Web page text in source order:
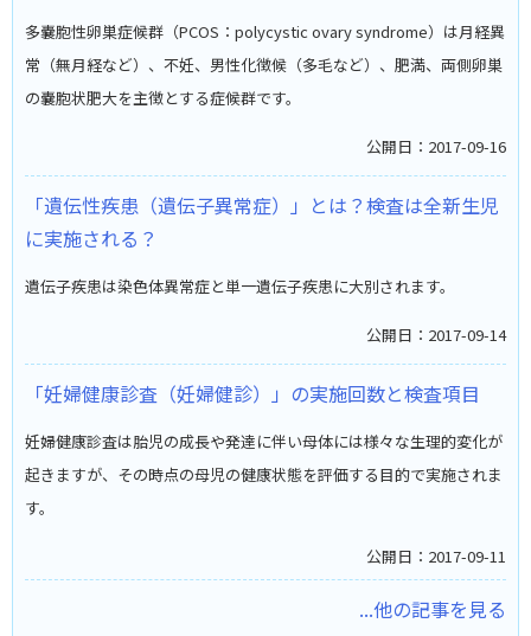
多嚢胞性卵巣症候群（PCOS：polycystic ovary syndrome）は月経異
常（無月経など）、不妊、男性化徴候（多毛など）、肥満、両側卵巣
の嚢胞状肥大を主徴とする症候群です。
公開日：2017-09-16
「遺伝性疾患（遺伝子異常症）」とは？検査は全新生児
に実施される？
遺伝子疾患は染色体異常症と単一遺伝子疾患に大別されます。
公開日：2017-09-14
「妊婦健康診査（妊婦健診）」の実施回数と検査項目
妊婦健康診査は胎児の成長や発達に伴い母体には様々な生理的変化が
起きますが、その時点の母児の健康状態を評価する目的で実施されま
す。
公開日：2017-09-11
...他の記事を見る